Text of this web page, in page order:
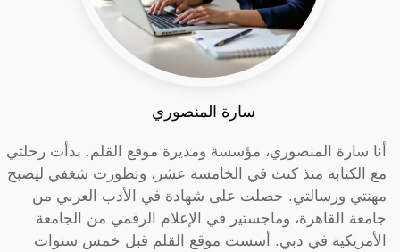
سارة المنصوري
أنا سارة المنصوري، مؤسسة ومديرة موقع القلم. بدأت رحلتي
مع الكتابة منذ كنت في الخامسة عشر، وتطورت شغفي ليصبح
مهنتي ورسالتي. حصلت على شهادة في الأدب العربي من
جامعة القاهرة، وماجستير في الإعلام الرقمي من الجامعة
الأمريكية في دبي. أسست موقع القلم قبل خمس سنوات